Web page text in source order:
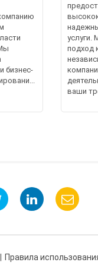
бизнес-
услуги.
подход
ваши
Правила